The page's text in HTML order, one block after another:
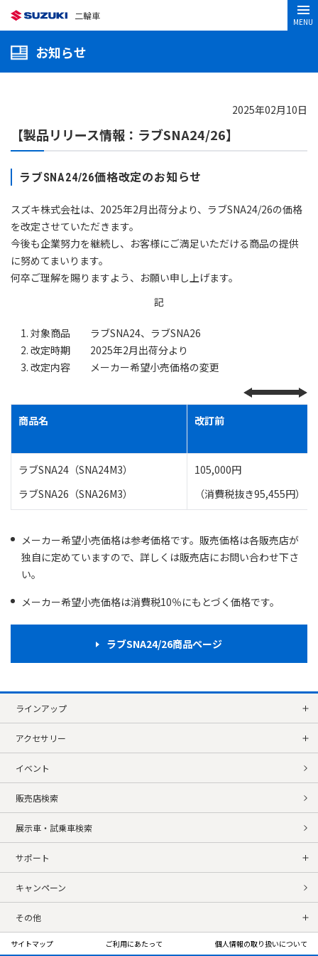
二輪車
MENU
お知らせ
2025年02月10日
【製品リリース情報：ラブSNA24/26】
ラブSNA24/26価格改定のお知らせ
スズキ株式会社は、2025年2月出荷分より、ラブSNA24/26の価格
を改定させていただきます。
今後も企業努力を継続し、お客様にご満足いただける商品の提供
に努めてまいります。
何卒ご理解を賜りますよう、お願い申し上げます。
記
対象商品 ラブSNA24、ラブSNA26
改定時期 2025年2月出荷分より
改定内容 メーカー希望小売価格の変更
商品名 改訂前
ラブSNA24（SNA24M3）
ラブSNA26（SNA26M3）
105,000円
（消費税抜き95,455円）
メーカー希望小売価格は参考価格です。販売価格は各販売店が
独自に定めていますので、詳しくは販売店にお問い合わせ下さ
い。
メーカー希望小売価格は消費税10％にもとづく価格です。
ラブSNA24/26商品ページ
ラインアップ
アクセサリー
イベント
販売店検索
展示車・試乗車検索
サポート
キャンペーン
その他
サイトマップ ご利用にあたって 個人情報の取り扱いについて